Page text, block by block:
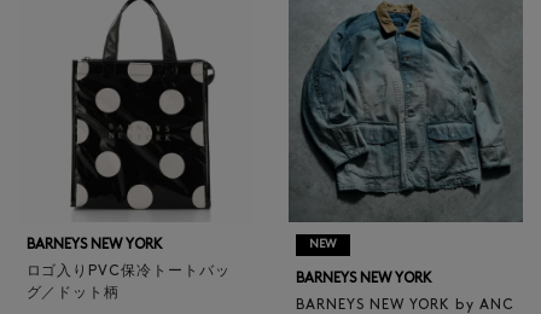
BARNEYS NEW YORK
ロゴ入りPVC保冷トートバッ
グ／ドット柄
NEW
BARNEYS NEW YORK
BARNEYS NEW YORK by ANC